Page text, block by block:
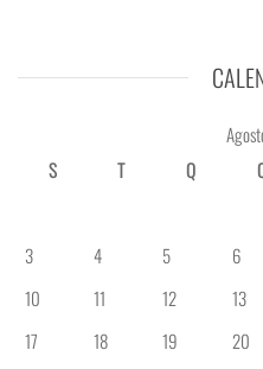
S
T Q
3
4 5 6
10
11 12 13
17
18 19 20